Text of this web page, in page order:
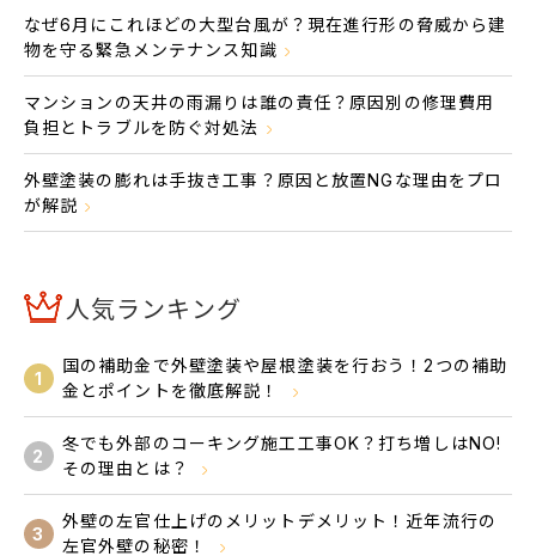
なぜ6月にこれほどの大型台風が？現在進行形の脅威から建
物を守る緊急メンテナンス知識
マンションの天井の雨漏りは誰の責任？原因別の修理費用
負担とトラブルを防ぐ対処法
外壁塗装の膨れは手抜き工事？原因と放置NGな理由をプロ
が解説
人気ランキング
1
国の補助金で外壁塗装や屋根塗装を行おう！2つの補助
金とポイントを徹底解説！
2
冬でも外部のコーキング施工工事OK？打ち増しはNO!
その理由とは？
3
外壁の左官仕上げのメリットデメリット！近年流行の
左官外壁の秘密！